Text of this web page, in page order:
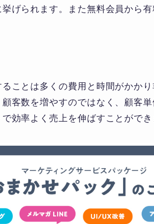
げられます。また無料会員から
ことは多くの費用と時間がかかり
客数を増やすのではなく、顧客
効率よく売上を伸ばすことができ